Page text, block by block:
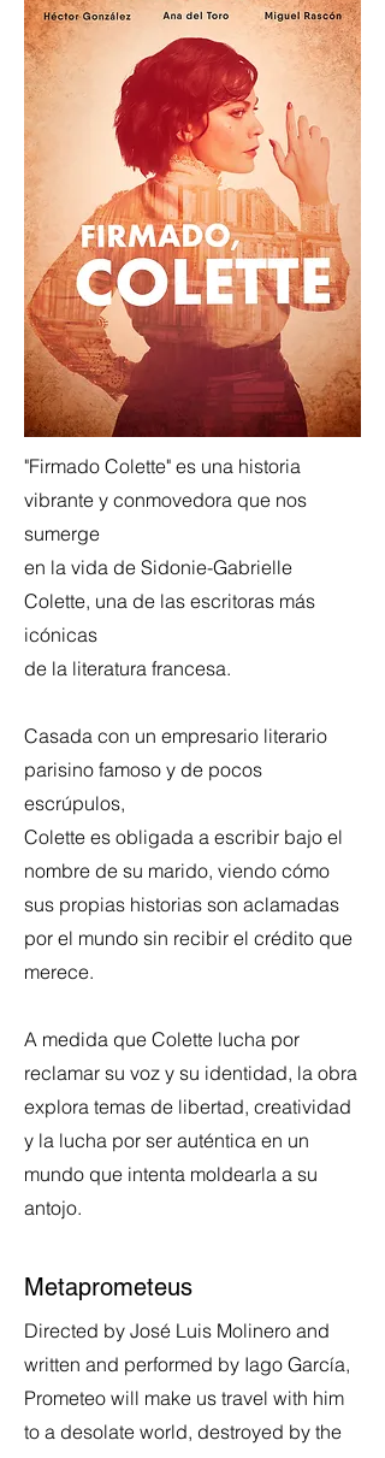
"Firmado Colette" es una historia
vibrante y conmovedora que nos
sumerge
en la vida de Sidonie-Gabrielle
Colette, una de las escritoras más
icónicas
de la literatura francesa.
Casada con un empresario literario
parisino famoso y de pocos
escrúpulos,
Colette es obligada a escribir bajo el
nombre de su marido, viendo cómo
sus propias historias son aclamadas
por el mundo sin recibir el crédito que
merece.
A medida que Colette lucha por
reclamar su voz y su identidad, la obra
explora temas de libertad, creatividad
y la lucha por ser auténtica en un
mundo que intenta moldearla a su
antojo.
Metaprometeus
Directed by José Luis Molinero and
written and performed by Iago García,
Prometeo will make us travel with him
to a desolate world, destroyed by the